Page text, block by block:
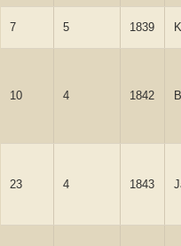
7 5 1839
10 4 1842
23 4 1843